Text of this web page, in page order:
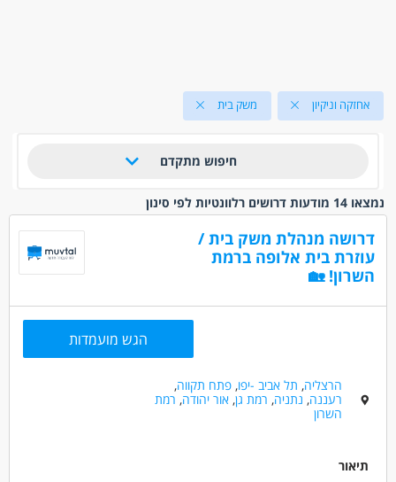
אחזקה וניקיון משק בית
חיפוש מתקדם
נמצאו 14 מודעות דרושים רלוונטיות לפי סינון
דרושה מנהלת משק בית /
עוזרת בית אלופה ברמת
השרון! 🏡
הגש מועמדות
הרצליה, תל אביב -יפו,פתח תקווה,
רעננה, נתניה, רמת גן,אור יהודה, רמת
השרון
תיאור